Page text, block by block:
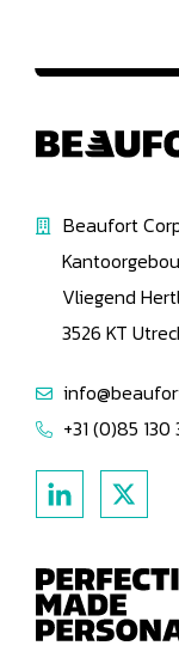
Beaufort
Vliegend
3526 KT
+31 (0)85